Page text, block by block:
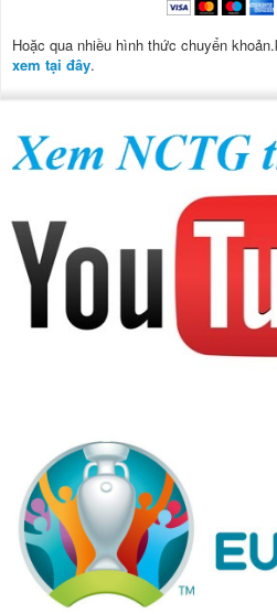
Hoặc qua nhiều hình thức chuyển
xem tại đây.